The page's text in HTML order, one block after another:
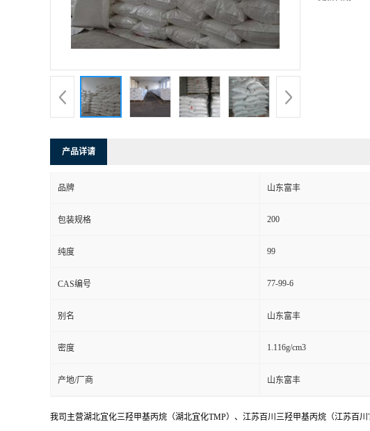
产品详请
品牌 山东富丰
包装规格 200
纯度 99
CAS编号 77-99-6
别名 山东富丰
密度 1.116g/cm3
产地/厂商 山东富丰
我司主营湖北宜化三羟甲基丙烷（湖北宜化TMP）、江苏百川三羟甲基丙烷（江苏百